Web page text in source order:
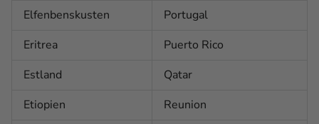
Elfenbenskusten
Portugal
Eritrea
Puerto Rico
Estland
Qatar
Etiopien
Reunion